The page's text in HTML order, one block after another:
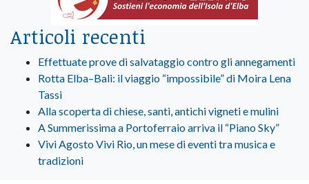
Articoli recenti
Effettuate prove di salvataggio contro gli annegamenti
Rotta Elba–Bali: il viaggio “impossibile” di Moira Lena
Tassi
Alla scoperta di chiese, santi, antichi vigneti e mulini
A Summerissima a Portoferraio arriva il “Piano Sky”
Vivi Agosto Vivi Rio, un mese di eventi tra musica e
tradizioni